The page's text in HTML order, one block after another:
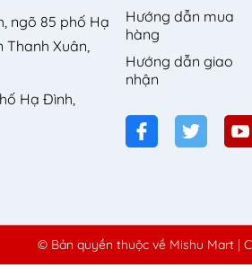
ngõ 85 phố Hạ
Thanh Xuân,
Hạ Đình,
Hướng dẫn mua
hàng
Hướng dẫn giao
nhận
© Bản quyền thuộc về Mishu Mart |